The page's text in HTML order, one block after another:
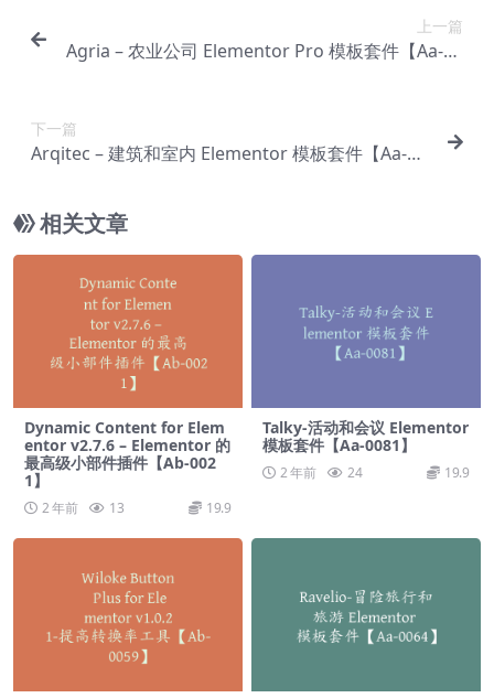
上一篇
Agria – 农业公司 Elementor Pro 模板套件【Aa-00
下一篇
Arqitec – 建筑和室内 Elementor 模板套件【Aa-00
相关文章
Dynamic Content for Elem
entor v2.7.6 – Elementor 的
最高级小部件插件【Ab-002
1】
2 年前 13 19.9
Talky-活动和会议 Elementor
模板套件【Aa-0081】
2 年前 24 19.9